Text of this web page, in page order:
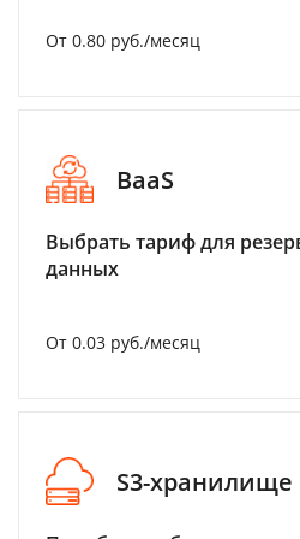
От 0.80 руб./месяц
BaaS
Выбрать тариф для
данных
От 0.03 руб./месяц
S3-хранилище